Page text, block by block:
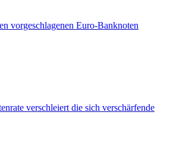
vorgeschlagenen Euro-Banknoten
verschleiert die sich verschärfende